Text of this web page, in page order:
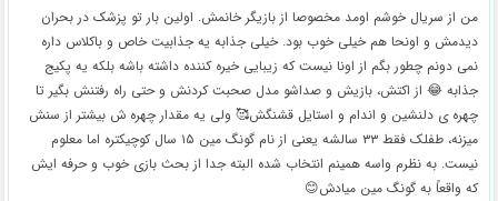
من از سریال خوشم اومد مخصوصا از بازیگر خانمش. اولین بار تو پزشک در بحران
دیدمش و اونحا هم خیلی خوب بود. خیلی جذابه یه جذابیت خاص و باکلاس داره
نمی دونم چطور بگم از اونا نیست که زیبایی خیره کننده داشته باشه بلکه یه پکیج
جذابه 😂 از اکتش، بازیش و صداشو مدل صحبت کردنش و حتی راه رفتنش بگیر تا
چهره ی دلنشین و اندام و استایل قشنگش🥰 ولی یه مقدار چهره ش بیشتر از سنش
میزنه، طفلک فقط ۳۳ سالشه یعنی از نام گونگ مین ۱۵ سال کوچیکتره اما معلوم
نیست. به نظرم واسه همینم انتخاب شده البته جدا از بحث بازی خوب و حرفه ایش
که واقعاً به گونگ مین میادش😊